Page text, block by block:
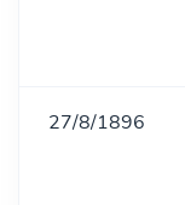
27/8/1896